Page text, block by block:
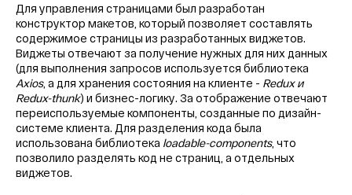
Для управления страницами был разработан
конструктор макетов, который позволяет составлять
содержимое страницы из разработанных виджетов.
Виджеты отвечают за получение нужных для них данных
(для выполнения запросов используется библиотека
Axios, а для хранения состояния на клиенте - Redux и
Redux-thunk) и бизнес-логику. За отображение отвечают
переиспользуемые компоненты, созданные по дизайн-
системе клиента. Для разделения кода была
использована библиотека loadable-components, что
позволило разделять код не страниц, а отдельных
виджетов.